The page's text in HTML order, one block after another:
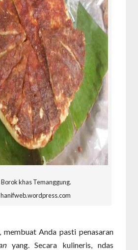
khas Temanggung.
hanifweb.wordpress.com
membuat Anda pasti penasaran
yang. Secara kulineris, ndas